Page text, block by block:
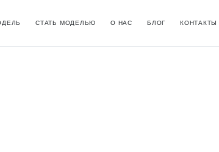
СТАТЬ МОДЕЛЬЮ О НАС БЛОГ КОНТАКТЫ